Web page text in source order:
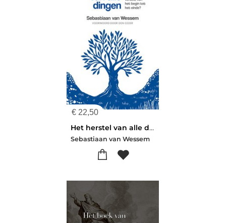
€ 22,50
Het herstel van alle dingen
Sebastiaan van Wessem